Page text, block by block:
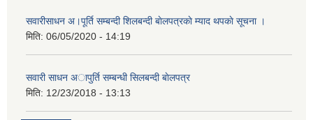
सवारीसाधन अ।पूर्ति सम्बन्दी शिलबन्दी बाेलपत्रकाे म्याद थपकाे सूचना ।
मिति: 06/05/2020 - 14:19
सवारी साधन अापुर्ति सम्बन्धी सिलबन्दी बाेलपत्र
मिति: 12/23/2018 - 13:13